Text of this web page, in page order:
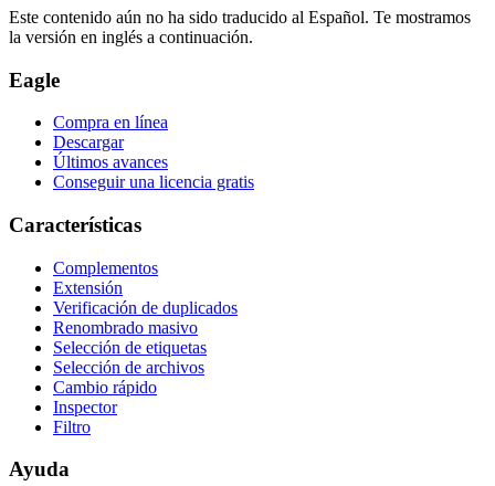
Este contenido aún no ha sido traducido al Español. Te mostramos
la versión en inglés a continuación.
Eagle
Compra en línea
Descargar
Últimos avances
Conseguir una licencia gratis
Características
Complementos
Extensión
Verificación de duplicados
Renombrado masivo
Selección de etiquetas
Selección de archivos
Cambio rápido
Inspector
Filtro
Ayuda